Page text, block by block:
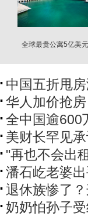
全球最贵公寓5亿美
中国五折甩
华人加价抢
全中国逾600
美财长罕见
"再也不会出
潘石屹老婆
退休族惨了
奶奶怕孙子